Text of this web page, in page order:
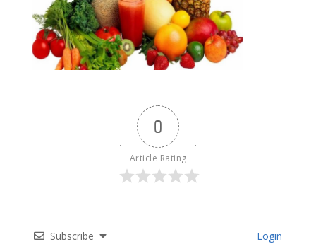
0
Article Rating
Subscribe Login